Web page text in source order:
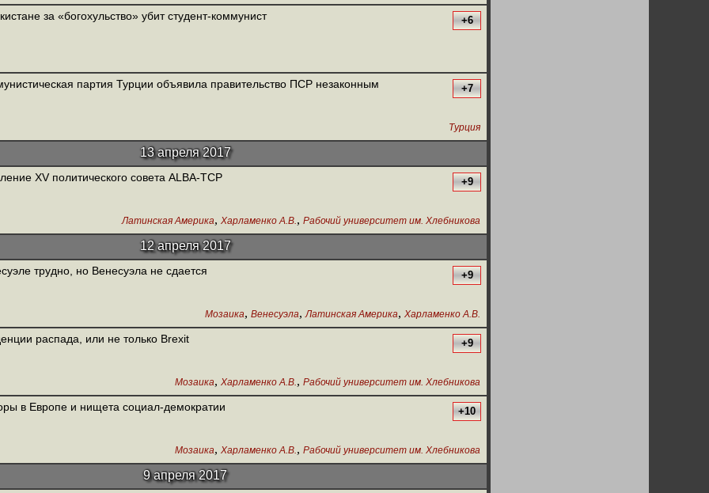
за «богохульство» убит студент-коммунист +6
партия Турции объявила правительство ПСР незаконным +7
Турция
13 апреля 2017
XV политического совета ALBA-TCP +9
Латинская Америка, Харламенко А.В., Рабочий университет им. Хлебникова
12 апреля 2017
трудно, но Венесуэла не сдается +9
Мозаика, Венесуэла, Латинская Америка, Харламенко А.В.
распада, или не только Brexit +9
Мозаика, Харламенко А.В., Рабочий университет им. Хлебникова
в Европе и нищета социал-демократии +10
Мозаика, Харламенко А.В., Рабочий университет им. Хлебникова
9 апреля 2017